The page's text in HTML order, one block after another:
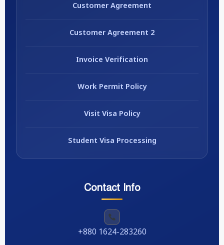
Customer Agreement
Customer Agreement 2
Invoice Verification
Work Permit Policy
Visit Visa Policy
Student Visa Processing
Contact Info
+880 1624-283260